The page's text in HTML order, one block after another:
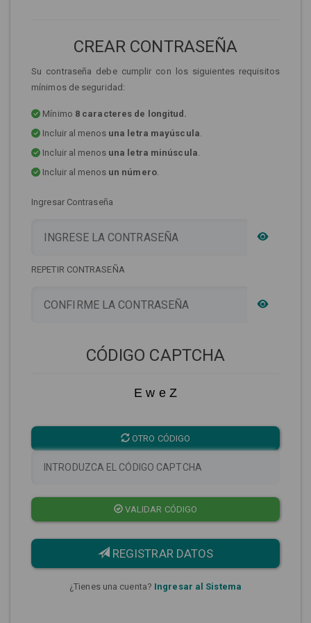
CREAR CONTRASEÑA
Su contraseña debe cumplir con los siguientes requisitos
mínimos de seguridad:
Mínimo 8 caracteres de longitud.
Incluir al menos una letra mayúscula.
Incluir al menos una letra minúscula.
Incluir al menos un número.
Ingresar Contraseña
REPETIR CONTRASEÑA
CÓDIGO CAPTCHA
E w e Z
OTRO CÓDIGO
VALIDAR CÓDIGO
REGISTRAR DATOS
¿Tienes una cuenta? Ingresar al Sistema